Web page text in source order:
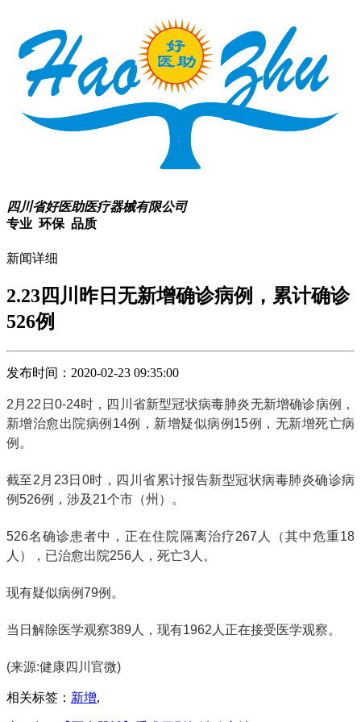
四川省好医助医疗器械有限公司
专业 环保 品质
新闻详细
2.23四川昨日无新增确诊病例，累计确诊
526例
发布时间：2020-02-23 09:35:00
2月22日0-24时，四川省新型冠状病毒肺炎无新增确诊病例，
新增治愈出院病例14例，新增疑似病例15例，无新增死亡病
例。
截至2月23日0时，四川省累计报告新型冠状病毒肺炎确诊病
例526例，涉及21个市（州）。
526名确诊患者中，正在住院隔离治疗267人（其中危重18
人），已治愈出院256人，死亡3人。
现有疑似病例79例。
当日解除医学观察389人，现有1962人正在接受医学观察。
(来源:健康四川官微)
相关标签： 新增,